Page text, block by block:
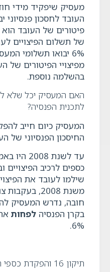
העובד לחסכון
פיטורים של העובד
של תשלום הפיצויים
מפיצויי הפיטורים של
בהשלמה נוספת.
האם המעסיק יכל שלא
לתכנית הפנסיה?
המעסיק כיום חייב
החיסכון הפנסיוני של
עד לשנת
כספים לרכיב
שילמו לעובד את
משנת 2008,
חובה, נדרש המעסיק
בקרן הפנסיה לפחות
6%.
תיקון 16 והפקדת כספי הפיצויים כיום